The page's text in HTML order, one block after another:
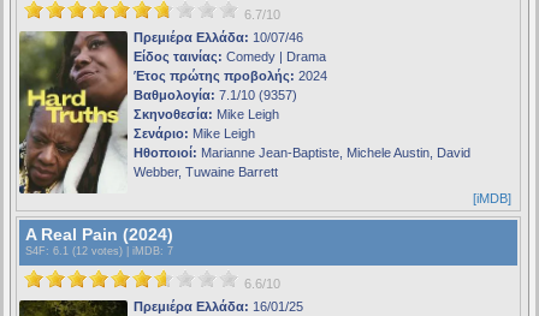
6.7/10
Πρεμιέρα Ελλάδα: 10/07/46
Είδος ταινίας: Comedy | Drama
Έτος πρώτης προβολής: 2024
Βαθμολογία: 7.1/10 (9357)
Σκηνοθεσία: Mike Leigh
Σενάριο: Mike Leigh
Ηθοποιοί: Marianne Jean-Baptiste, Michele Austin, David
Webber, Tuwaine Barrett
[iMDB]
A Real Pain (2024)
S4F : 6.1 (12 votes) | iMDB: 7
6.6/10
Πρεμιέρα Ελλάδα: 16/01/25